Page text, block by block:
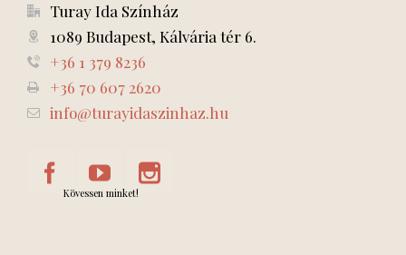
Turay Ida Színház
1089 Budapest, Kálvária tér 6.
+36 1 379 8236
+36 70 607 2620
info@turayidaszinhaz.hu
Kövessen minket!